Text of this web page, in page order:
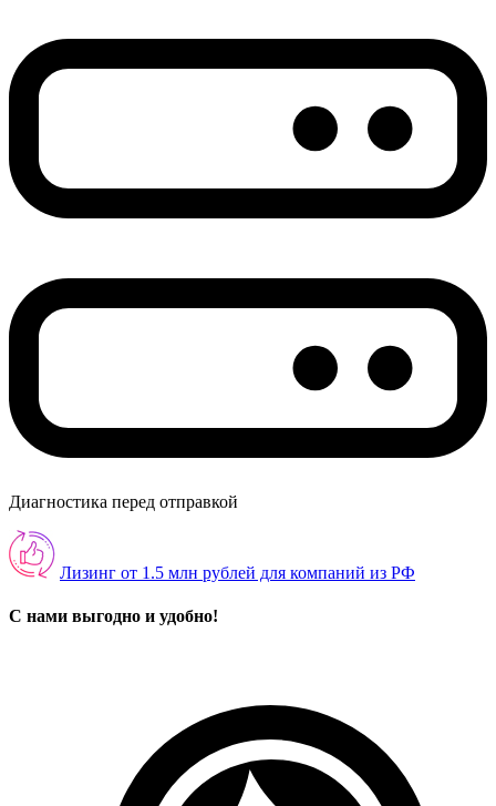
Диагностика перед отправкой
Лизинг от 1.5 млн рублей для компаний из РФ
С нами выгодно и удобно!